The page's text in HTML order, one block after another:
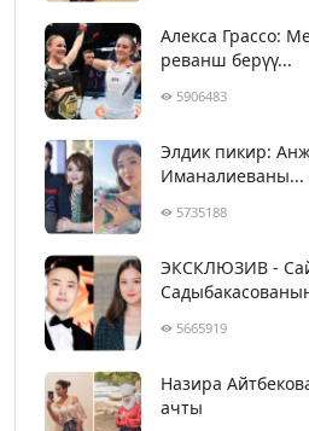
Алекса Грассо:
реванш берүү...
5906483
Элдик пикир:
Иманалиеваны...
5735188
ЭКСКЛЮЗИВ -
5665919
Назира
ачты